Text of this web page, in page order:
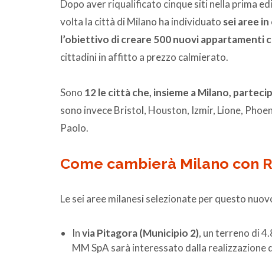
Dopo aver riqualificato cinque siti nella prima
volta la città di Milano ha individuato sei aree
l’obiettivo di creare 500 nuovi appartamenti
cittadini in affitto a prezzo calmierato.
Sono 12 le città che, insieme a Milano,
sono invece Bristol, Houston, Izmir, Lione,
Paolo.
Come cambierà Milano con
Le sei aree milanesi selezionate per questo
Invia Pitagora (Municipio 2), un terreno di
MM SpA sarà interessato dalla realizzazione